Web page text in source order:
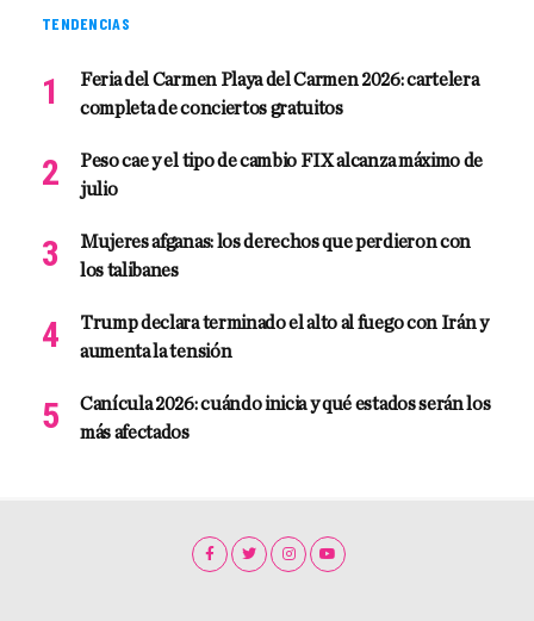
TENDENCIAS
Feria del Carmen Playa del Carmen 2026: cartelera
completa de conciertos gratuitos
Peso cae y el tipo de cambio FIX alcanza máximo de
julio
Mujeres afganas: los derechos que perdieron con
los talibanes
Trump declara terminado el alto al fuego con Irán y
aumenta la tensión
Canícula 2026: cuándo inicia y qué estados serán los
más afectados